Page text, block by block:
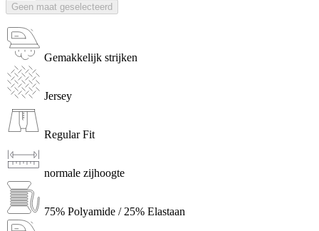
Geen maat geselecteerd
Gemakkelijk strijken
Jersey
Regular Fit
normale zijhoogte
75% Polyamide / 25% Elastaan